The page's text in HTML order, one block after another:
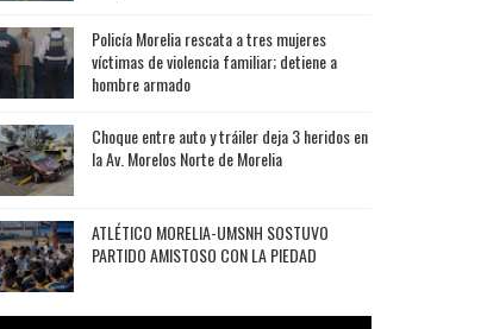
Policía Morelia rescata a tres mujeres
víctimas de violencia familiar; detiene a
hombre armado
Choque entre auto y tráiler deja 3 heridos en
la Av. Morelos Norte de Morelia
ATLÉTICO MORELIA-UMSNH SOSTUVO
PARTIDO AMISTOSO CON LA PIEDAD